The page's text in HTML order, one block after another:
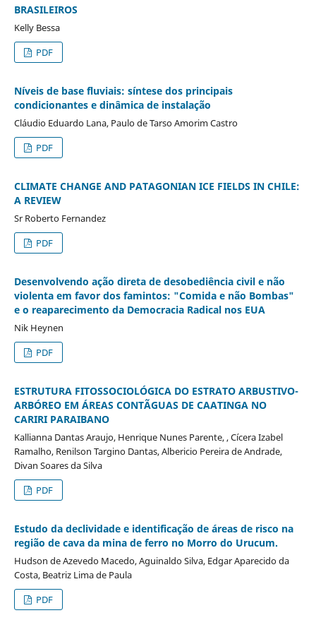
BRASILEIROS
Kelly Bessa
PDF
Níveis de base fluviais: síntese dos principais
condicionantes e dinâmica de instalação
Cláudio Eduardo Lana, Paulo de Tarso Amorim Castro
PDF
CLIMATE CHANGE AND PATAGONIAN ICE FIELDS IN CHILE:
A REVIEW
Sr Roberto Fernandez
PDF
Desenvolvendo ação direta de desobediência civil e não
violenta em favor dos famintos: "Comida e não Bombas"
e o reaparecimento da Democracia Radical nos EUA
Nik Heynen
PDF
ESTRUTURA FITOSSOCIOLÓGICA DO ESTRATO ARBUSTIVO-
ARBÓREO EM ÁREAS CONTÃGUAS DE CAATINGA NO
CARIRI PARAIBANO
Kallianna Dantas Araujo, Henrique Nunes Parente, , Cícera Izabel
Ramalho, Renilson Targino Dantas, Albericio Pereira de Andrade,
Divan Soares da Silva
PDF
Estudo da declividade e identificação de áreas de risco na
região de cava da mina de ferro no Morro do Urucum.
Hudson de Azevedo Macedo, Aguinaldo Silva, Edgar Aparecido da
Costa, Beatriz Lima de Paula
PDF